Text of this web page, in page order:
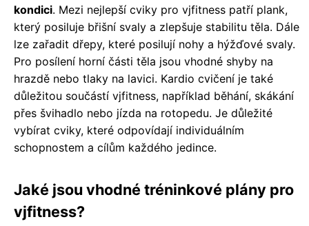
kondici. Mezi nejlepší cviky pro vjfitness patří plank,
který posiluje břišní svaly a zlepšuje stabilitu těla. Dále
lze zařadit dřepy, které posilují nohy a hýžďové svaly.
Pro posílení horní části těla jsou vhodné shyby na
hrazdě nebo tlaky na lavici. Kardio cvičení je také
důležitou součástí vjfitness, například běhání, skákání
přes švihadlo nebo jízda na rotopedu. Je důležité
vybírat cviky, které odpovídají individuálním
schopnostem a cílům každého jedince.
Jaké jsou vhodné tréninkové plány pro
vjfitness?